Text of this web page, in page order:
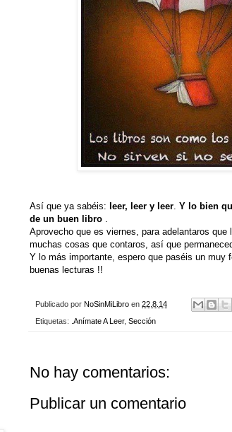
Así que ya sabéis: leer, leer y leer Y lo bien
de un buen libro
Aprovecho que es viernes, para adelantaros
muchas cosas que contaros, así que
Y lo más importante, espero que paséis un muy
buenas lecturas !!
Publicado por NoSinMiLibro en 22.8.14
Etiquetas: .Anímate A Leer, Sección
No hay comentarios:
Publicar un comentario